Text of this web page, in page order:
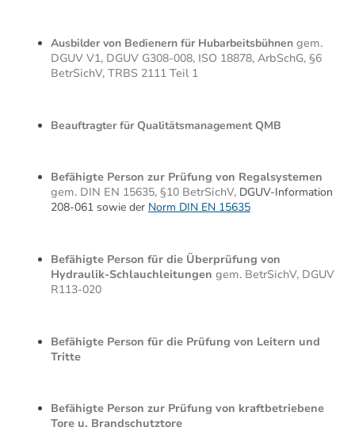
Ausbilder von Bedienern für Hubarbeitsbühnen gem.
DGUV V1, DGUV G308-008, ISO 18878, ArbSchG, §6
BetrSichV, TRBS 2111 Teil 1
Beauftragter für Qualitätsmanagement QMB
Befähigte Person zur Prüfung von Regalsystemen
gem. DIN EN 15635, §10 BetrSichV, DGUV-Information
208-061 sowie der Norm DIN EN 15635
Befähigte Person für die Überprüfung von
Hydraulik-Schlauchleitungen gem. BetrSichV, DGUV
R113-020
Befähigte Person für die Prüfung von Leitern und
Tritte
Befähigte Person zur Prüfung von kraftbetriebene
Tore u. Brandschutztore